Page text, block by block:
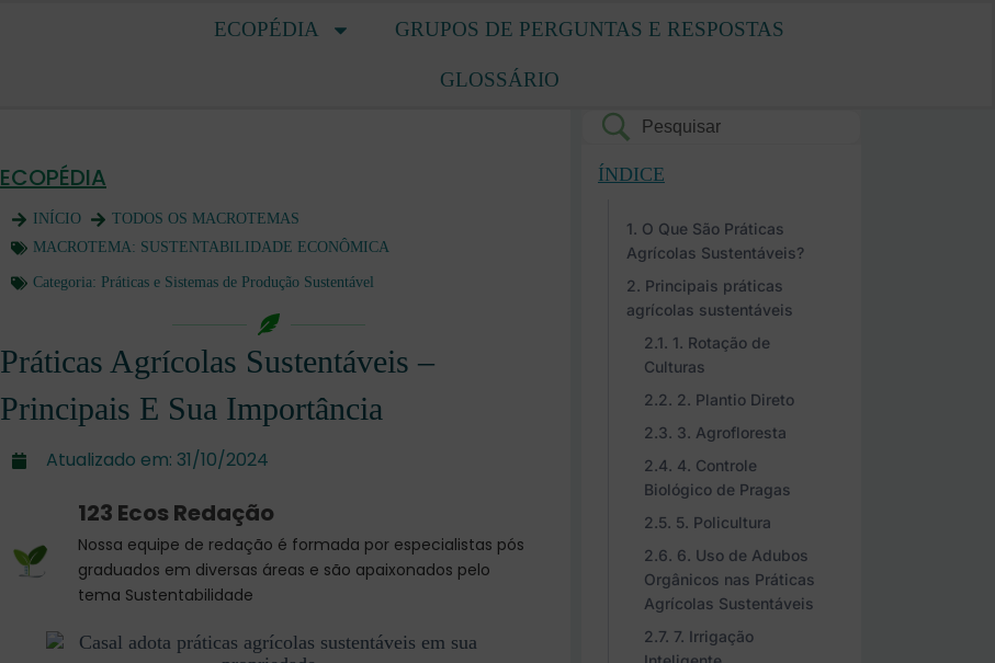
ECOPÉDIA GRUPOS DE PERGUNTAS E RESPOSTAS
GLOSSÁRIO
ECOPÉDIA
INÍCIO
TODOS OS MACROTEMAS
MACROTEMA: SUSTENTABILIDADE ECONÔMICA
Categoria: Práticas e Sistemas de Produção Sustentável
Práticas Agrícolas Sustentáveis –
Principais E Sua Importância
Atualizado em: 31/10/2024
123 Ecos Redação
Nossa equipe de redação é formada por especialistas pós
graduados em diversas áreas e são apaixonados pelo
tema Sustentabilidade
ÍNDICE
O Que São Práticas
Agrícolas Sustentáveis?
Principais práticas
agrícolas sustentáveis
1. Rotação de
Culturas
2. Plantio Direto
3. Agrofloresta
4. Controle
Biológico de Pragas
5. Policultura
6. Uso de Adubos
Orgânicos nas Práticas
Agrícolas Sustentáveis
7. Irrigação